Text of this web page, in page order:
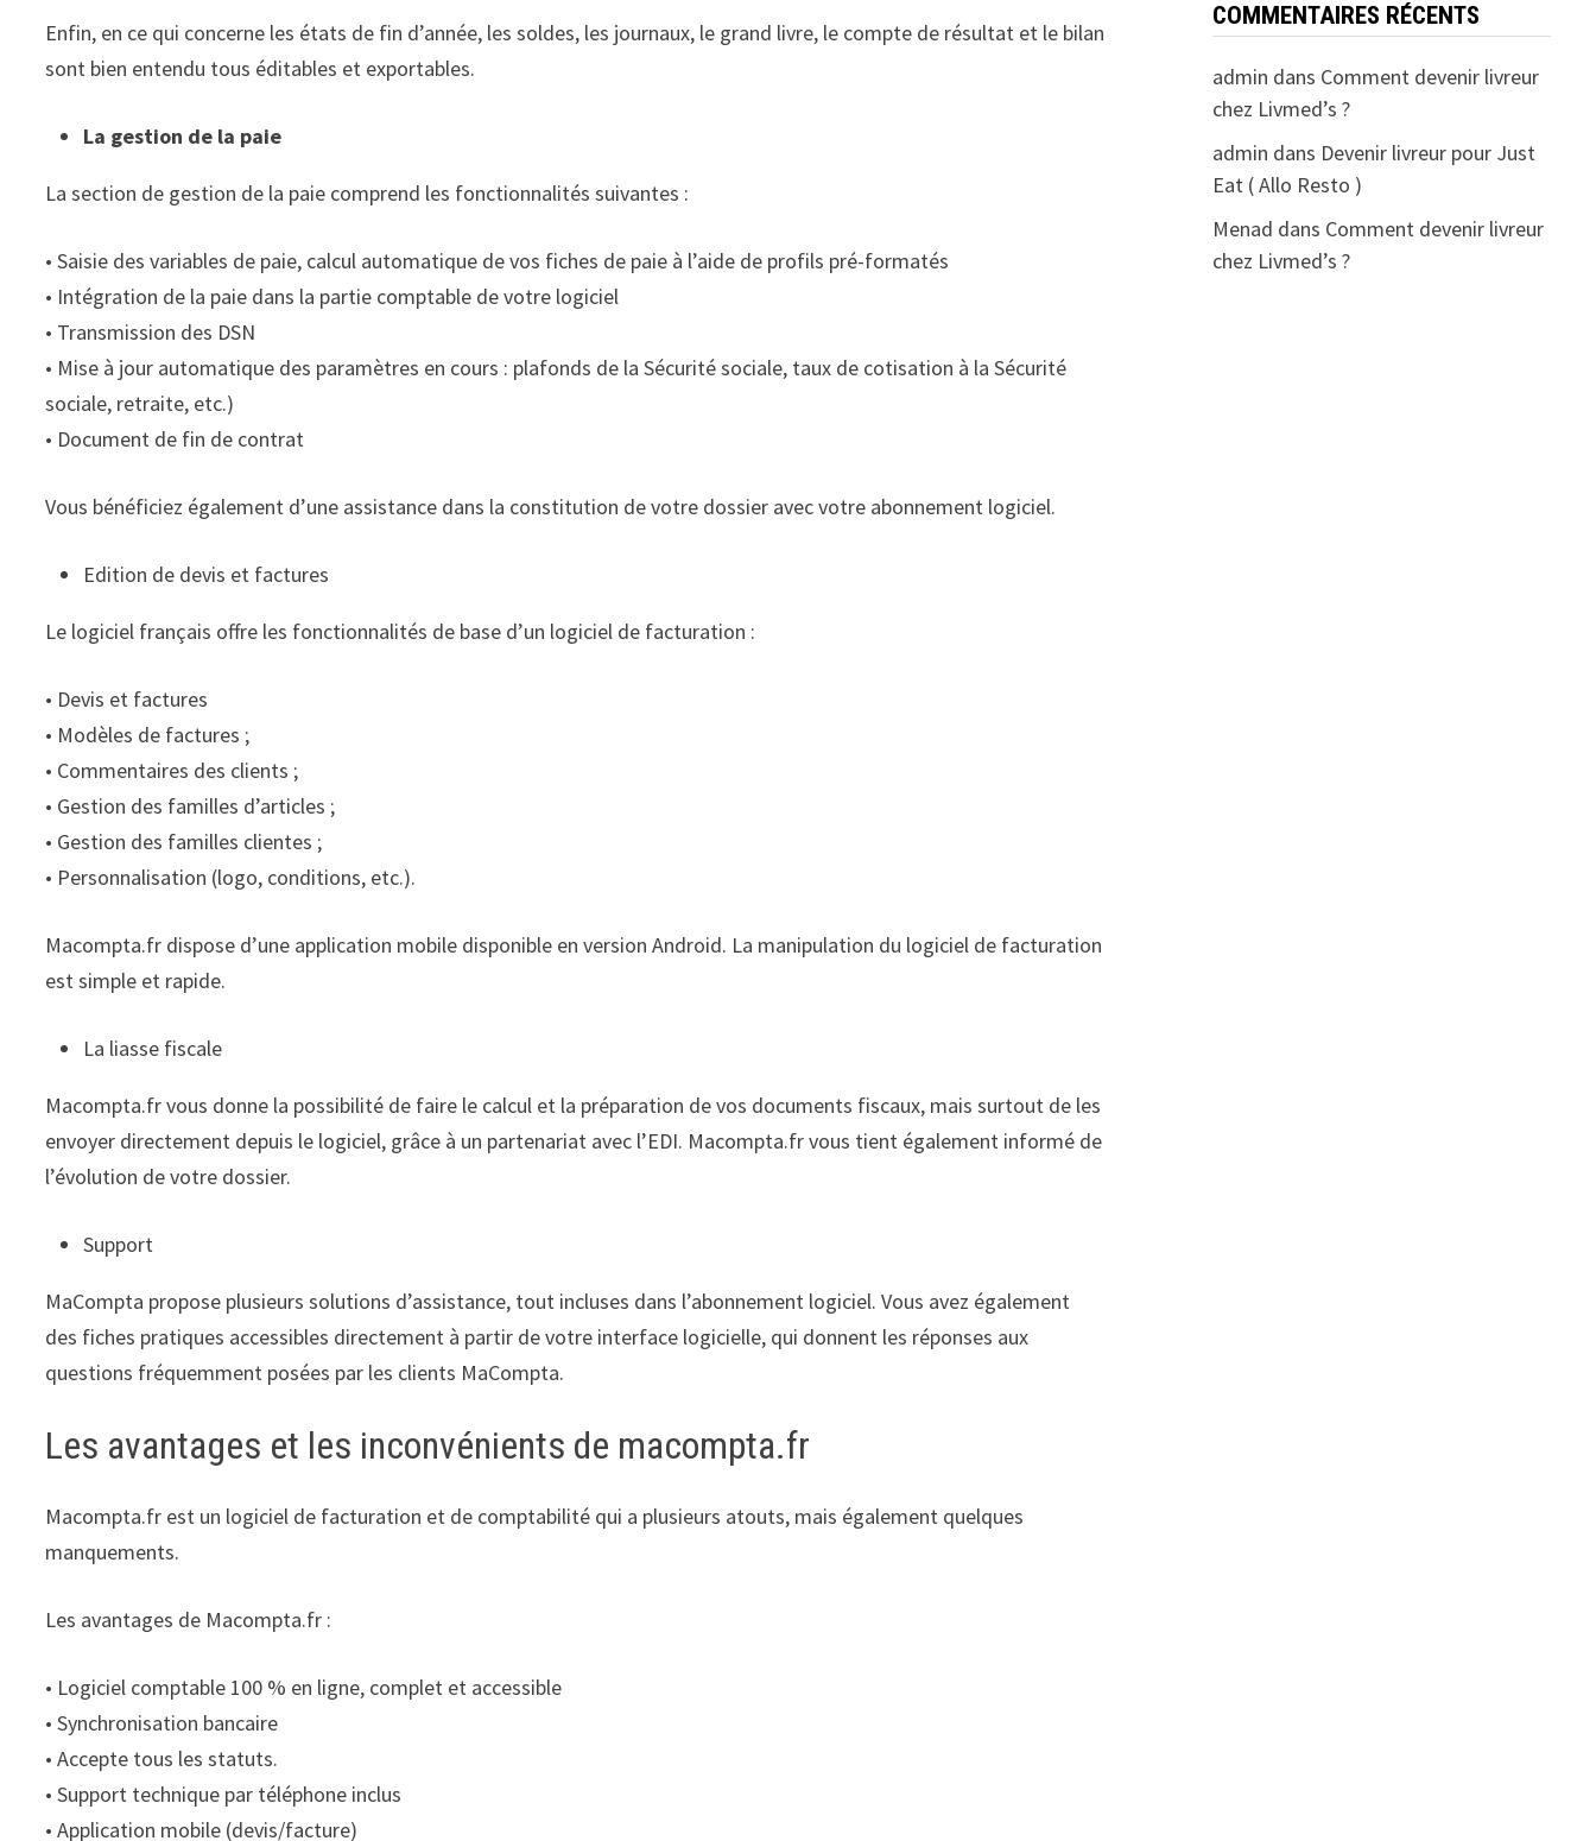
Enfin, en ce qui concerne les états de fin d’année, les soldes, les journaux, le grand livre, le compte de résultat et le bilan
sont bien entendu tous éditables et exportables.
La gestion de la paie
La section de gestion de la paie comprend les fonctionnalités suivantes :
• Saisie des variables de paie, calcul automatique de vos fiches de paie à l’aide de profils pré-formatés
• Intégration de la paie dans la partie comptable de votre logiciel
• Transmission des DSN
• Mise à jour automatique des paramètres en cours : plafonds de la Sécurité sociale, taux de cotisation à la Sécurité
sociale, retraite, etc.)
• Document de fin de contrat
Vous bénéficiez également d’une assistance dans la constitution de votre dossier avec votre abonnement logiciel.
Edition de devis et factures
Le logiciel français offre les fonctionnalités de base d’un logiciel de facturation :
• Devis et factures
• Modèles de factures ;
• Commentaires des clients ;
• Gestion des familles d’articles ;
• Gestion des familles clientes ;
• Personnalisation (logo, conditions, etc.).
Macompta.fr dispose d’une application mobile disponible en version Android. La manipulation du logiciel de facturation
est simple et rapide.
La liasse fiscale
Macompta.fr vous donne la possibilité de faire le calcul et la préparation de vos documents fiscaux, mais surtout de les
envoyer directement depuis le logiciel, grâce à un partenariat avec l’EDI. Macompta.fr vous tient également informé de
l’évolution de votre dossier.
Support
MaCompta propose plusieurs solutions d’assistance, tout incluses dans l’abonnement logiciel. Vous avez également
des fiches pratiques accessibles directement à partir de votre interface logicielle, qui donnent les réponses aux
questions fréquemment posées par les clients MaCompta.
Les avantages et les inconvénients de macompta.fr
Macompta.fr est un logiciel de facturation et de comptabilité qui a plusieurs atouts, mais également quelques
manquements.
Les avantages de Macompta.fr :
• Logiciel comptable 100 % en ligne, complet et accessible
• Synchronisation bancaire
• Accepte tous les statuts.
• Support technique par téléphone inclus
• Application mobile (devis/facture)
COMMENTAIRES RÉCENTS
admin dans Comment devenir livreur
chez Livmed’s ?
admin dans Devenir livreur pour Just
Eat ( Allo Resto )
Menad dans Comment devenir livreur
chez Livmed’s ?